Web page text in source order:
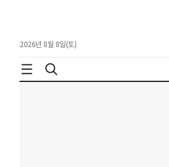
2026년 8월 8일(토)